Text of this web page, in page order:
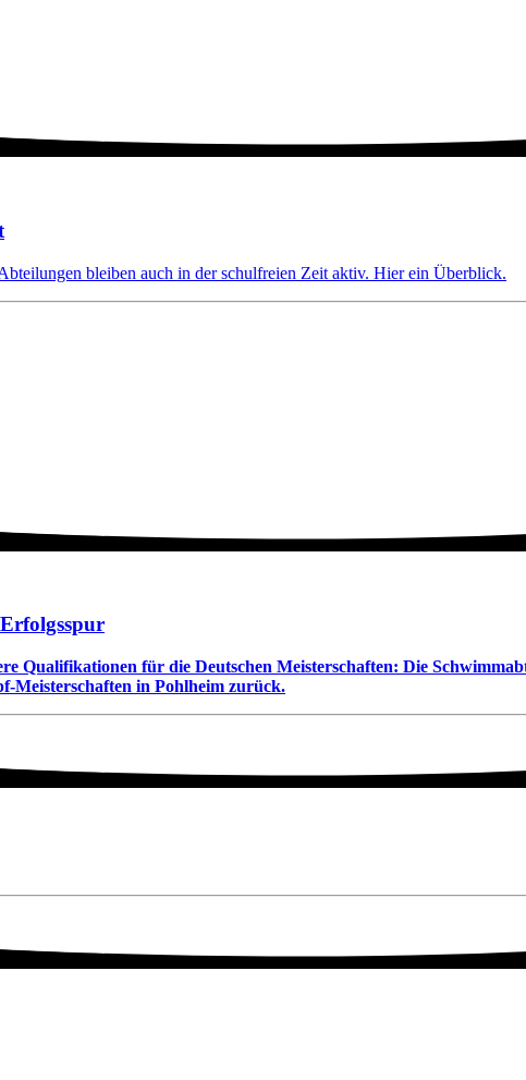
bleiben auch in der schulfreien Zeit aktiv. Hier ein Überblick.
Qualifikationen für die Deutschen Meisterschaften: Die
Meisterschaften in Pohlheim zurück.